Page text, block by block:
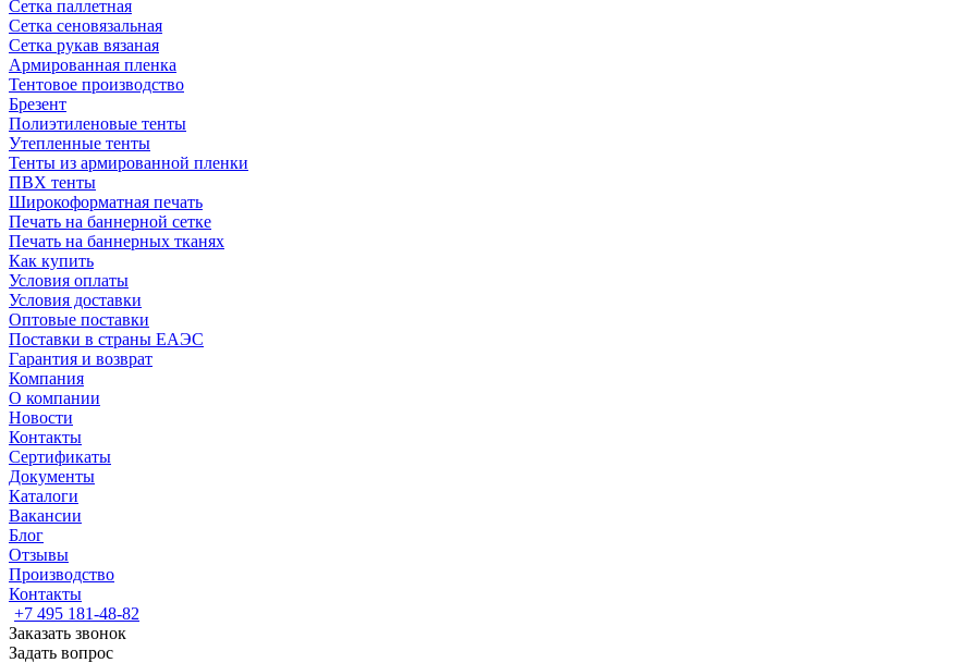
Сетка паллетная
Сетка сеновязальная
Сетка рукав вязаная
Армированная пленка
Тентовое производство
Брезент
Полиэтиленовые тенты
Утепленные тенты
Тенты из армированной пленки
ПВХ тенты
Широкоформатная печать
Печать на баннерной сетке
Печать на баннерных тканях
Как купить
Условия оплаты
Условия доставки
Оптовые поставки
Поставки в страны ЕАЭС
Гарантия и возврат
Компания
О компании
Новости
Контакты
Сертификаты
Документы
Каталоги
Вакансии
Блог
Отзывы
Производство
Контакты
+7 495 181-48-82
Заказать звонок
Задать вопрос